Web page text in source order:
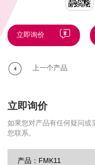
立即询价
上一个产品
立即询价
如果您对产品有任何疑问或
您联系。